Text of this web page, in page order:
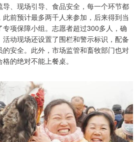
、现场引导、食品安全，每一个环节都
前预计最多两千人来参加，后来得到当
项保障小组。志愿者超过300多人，确
动现场还设置了围栏和警示标识，配备
安全。此外，市场监管和畜牧部门也对
的绝对不能上餐桌。